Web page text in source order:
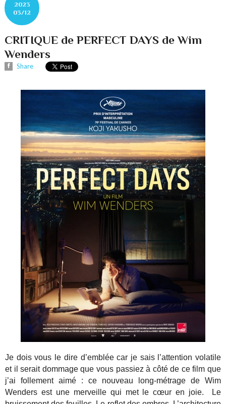
2023
03/12
CRITIQUE de PERFECT DAYS de Wim
Wenders
Share
Je dois vous le dire d’emblée car je sais l’attention volatile
et il serait dommage que vous passiez à côté de ce film que
j’ai follement aimé : ce nouveau long-métrage de Wim
Wenders est une merveille qui met le cœur en joie. Le